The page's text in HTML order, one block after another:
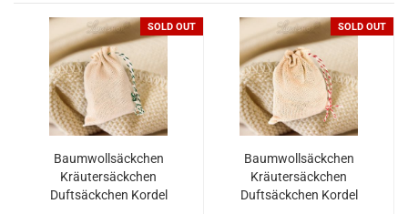
SOLD OUT
Baumwollsäckchen
Kräutersäckchen
Duftsäckchen Kordel
SOLD OUT
Baumwollsäckchen
Kräutersäckchen
Duftsäckchen Kordel